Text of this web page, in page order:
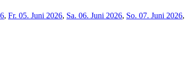
, Fr. 05. Juni 2026, Sa. 06. Juni 2026, So. 07. Juni 2026,